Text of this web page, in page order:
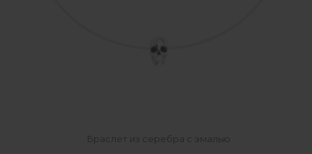
Браслет из серебра с эмалью